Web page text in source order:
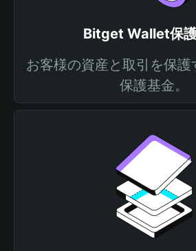
Bitget Wallet保
お客様の資産と取引を保
保護基金。